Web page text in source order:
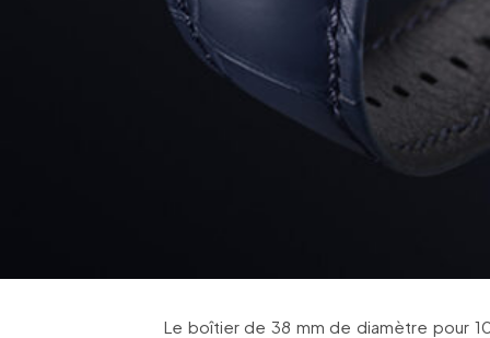
Le boîtier de 38 mm de diamètre pour